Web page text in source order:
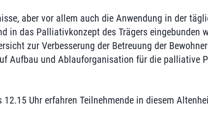
aber vor allem auch die Anwendung in der
in das Palliativkonzept des Trägers eingebunden
zur Verbesserung der Betreuung der
Aufbau und Ablauforganisation für die palliative
Uhr erfahren Teilnehmende in diesem